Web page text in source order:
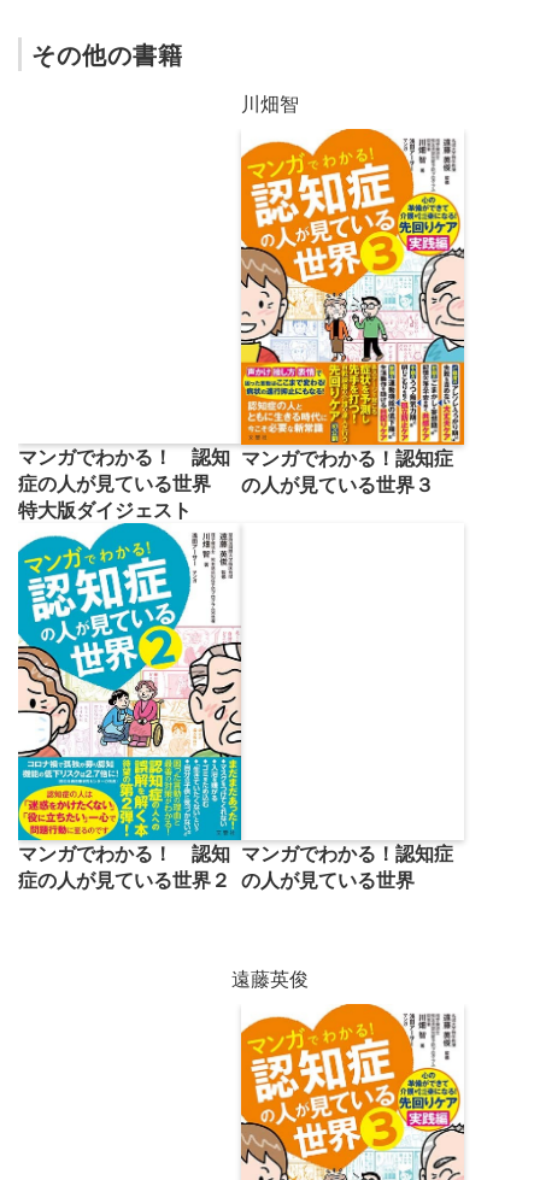
その他の書籍
川畑智
マンガでわかる！ 認知
症の人が見ている世界
特大版ダイジェスト
マンガでわかる！認知症
の人が見ている世界３
マンガでわかる！ 認知
症の人が見ている世界２
マンガでわかる！認知症
の人が見ている世界
遠藤英俊